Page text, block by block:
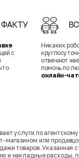
ФАКТУ
с
Никаких
отвечают
помочь по
онлайн-
услуги по
магазином или
товаров. Указанная
и накладные расходы,